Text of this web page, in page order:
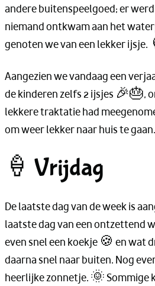
andere buitenspeelgoed; er
niemand ontkwam aan het
genoten we van een lekker ijsje.
Aangezien we vandaag een
de kinderen zelfs 2 ijsjes 🎉🎂,
lekkere traktatie had
om weer lekker naar huis te
🍦 Vrijdag
De laatste dag van de week is
laatste dag van een
even snel een koekje 🍪 en wat
daarna snel naar buiten. Nog
heerlijke zonnetje. 🌞 Sommige